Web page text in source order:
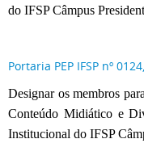
do IFSP Câmpus
Portaria PEP IFSP nº
Designar os membros
Conteúdo Midiático e
Institucional do IFSP